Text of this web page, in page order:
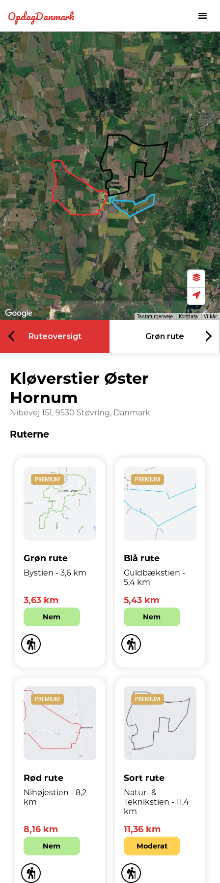
OpdagDanmark
Tastaturgenveje Kortdata Vilkår
Ruteoversigt Grøn rute
Kløverstier Øster
Hornum
Nibevej 151, 9530 Støvring, Danmark
Ruterne
PREMIUM
Grøn rute
Bystien - 3,6 km
3,63 km
Nem
PREMIUM
Blå rute
Guldbækstien -
5,4 km
5,43 km
Nem
PREMIUM
Rød rute
Nihøjestien - 8,2
km
8,16 km
Nem
PREMIUM
Sort rute
Natur- &
Teknikstien - 11,4
km
11,36 km
Moderat